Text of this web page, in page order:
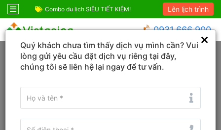
KIỆM! Combo Sapa Siêu Ưu Đãi Combo du
Lên lịch trình
0931 666 900
Trang chủ Lâm Đồng Bảo Lâm 4
Tìm khách sạn ở gần đây
Quý khách chưa tìm thấy dịch vụ mình cần? Vui
lòng gửi yêu cầu đặt dịch vụ riêng tại đây,
chúng tôi sẽ liên hệ lại ngay để tư vấn.